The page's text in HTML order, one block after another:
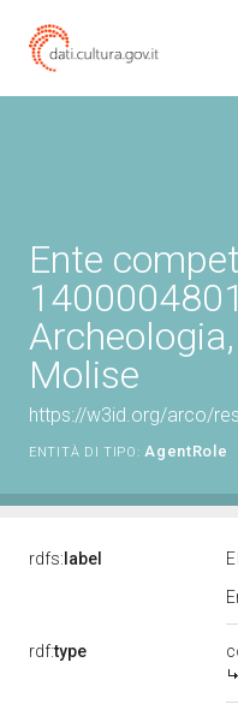
Ente
Molise
https://w3id.org/arco/
ENTITÀ DI TIPO: AgentRole
rdfs: label
rdf:type